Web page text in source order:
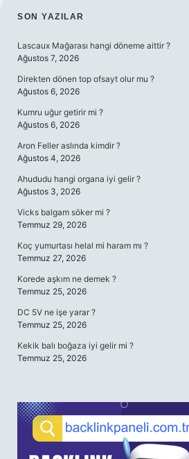
SIDEBAR
SON YAZILAR
Lascaux Mağarası hangi döneme aittir ?
Ağustos 7, 2026
Direkten dönen top ofsayt olur mu ?
Ağustos 6, 2026
Kumru uğur getirir mi ?
Ağustos 6, 2026
Aron Feller aslında kimdir ?
Ağustos 4, 2026
Ahududu hangi organa iyi gelir ?
Ağustos 3, 2026
Vicks balgam söker mi ?
Temmuz 29, 2026
Koç yumurtası helal mi haram mı ?
Temmuz 27, 2026
Korede aşkım ne demek ?
Temmuz 25, 2026
DC 5V ne işe yarar ?
Temmuz 25, 2026
Kekik balı boğaza iyi gelir mi ?
Temmuz 25, 2026